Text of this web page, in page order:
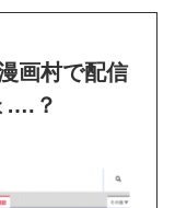
画村で配信
….？